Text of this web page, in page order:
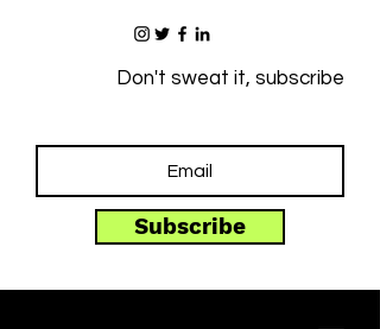
Don't sweat it, subscribe
Subscribe